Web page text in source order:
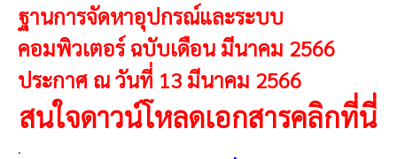
ฐานการจัดหาอุปกรณ์และระบบ
คอมพิวเตอร์ ฉบับเดือน มีนาคม 2566
ประกาศ ณ วันที่ 13 มีนาคม 2566
สนใจดาวน์โหลดเอกสารคลิกที่นี่
.